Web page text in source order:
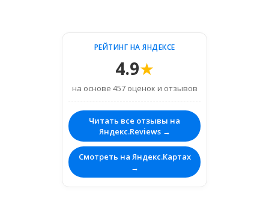
РЕЙТИНГ НА ЯНДЕКСЕ
4.9★
на основе 457 оценок и отзывов
Читать все отзывы на
Яндекс.Reviews →
Смотреть на Яндекс.Картах
→